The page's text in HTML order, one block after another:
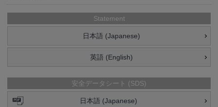
Statement
日本語 (Japanese)
英語 (English)
安全データシート (SDS)
日本語 (Japanese)